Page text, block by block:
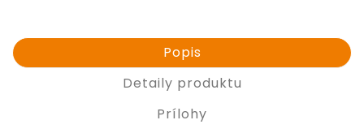
Popis
Detaily produktu
Prílohy